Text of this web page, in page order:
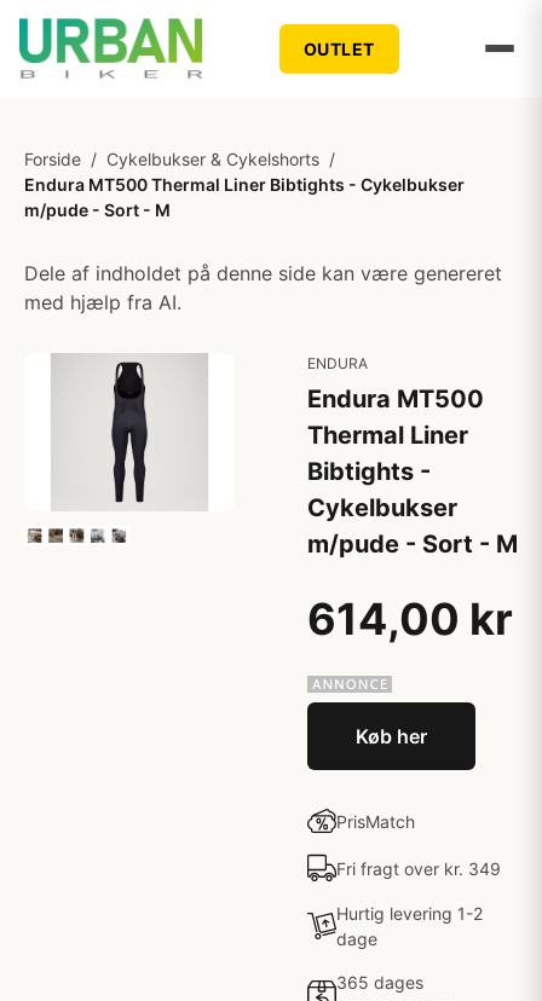
OUTLET
Forside / Cykelbukser & Cykelshorts /
Endura MT500 Thermal Liner Bibtights - Cykelbukser
m/pude - Sort - M
Dele af indholdet på denne side kan være genereret
med hjælp fra AI.
ENDURA
Endura MT500
Thermal Liner
Bibtights -
Cykelbukser
m/pude - Sort - M
614,00 kr
Køb her
PrisMatch
Fri fragt over kr. 349
Hurtig levering 1-2
dage
365 dages